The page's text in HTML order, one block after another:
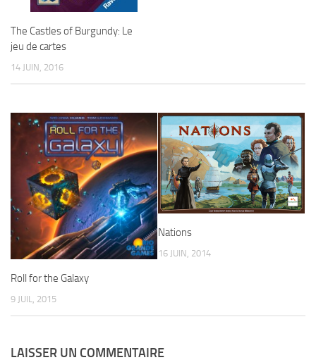
The Castles of Burgundy: Le
jeu de cartes
14 JUIN, 2016
Roll for the Galaxy
9 JUIL, 2015
Nations
16 JUIN, 2014
LAISSER UN COMMENTAIRE